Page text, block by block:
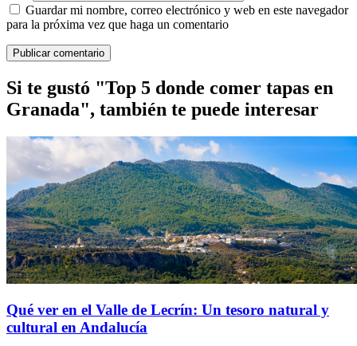
Guardar mi nombre, correo electrónico y web en este navegador
para la próxima vez que haga un comentario
Si te gustó "Top 5 donde comer tapas en
Granada", también te puede interesar
Qué ver en el Valle de Lecrín: Un tesoro natural y
cultural en Andalucía